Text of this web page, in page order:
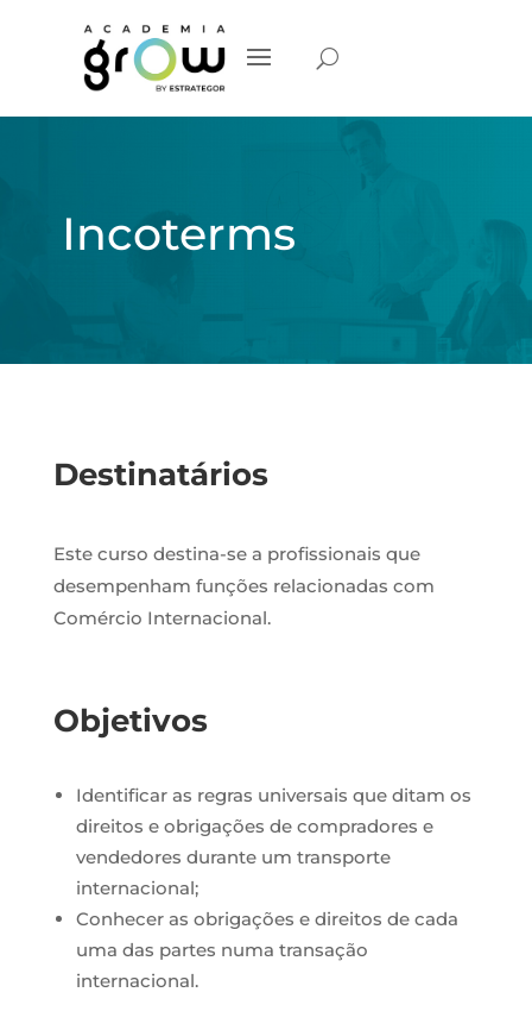
Incoterms
Destinatários
Este curso destina-se a profissionais que
desempenham funções relacionadas com
Comércio Internacional.
Objetivos
Identificar as regras universais que ditam os
direitos e obrigações de compradores e
vendedores durante um transporte
internacional;
Conhecer as obrigações e direitos de cada
uma das partes numa transação
internacional.